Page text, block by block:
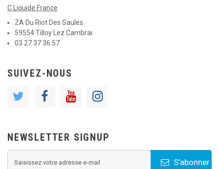
C Liquide France
ZA Du Riot Des Saules
59554 Tilloy Lez Cambrai
03 27 37 36 57
SUIVEZ-NOUS
NEWSLETTER SIGNUP
S'abonner